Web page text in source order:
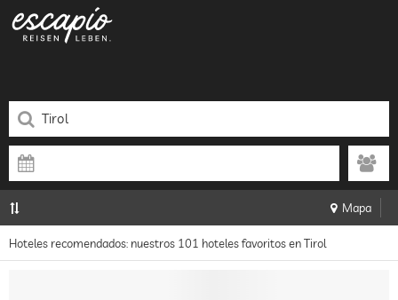
Mapa
Hoteles recomendados: nuestros 101 hoteles favoritos en Tirol